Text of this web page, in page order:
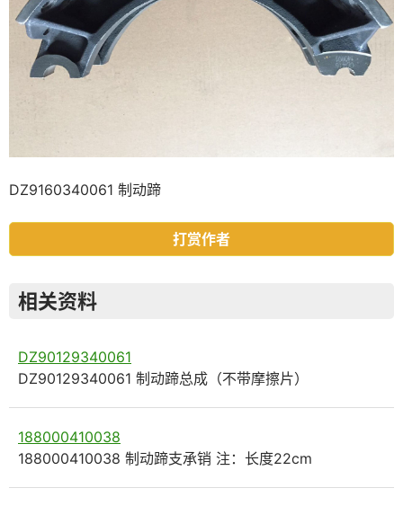
DZ9160340061 制动蹄
打赏作者
相关资料
DZ90129340061
DZ90129340061 制动蹄总成（不带摩擦片）
188000410038
188000410038 制动蹄支承销 注：长度22cm